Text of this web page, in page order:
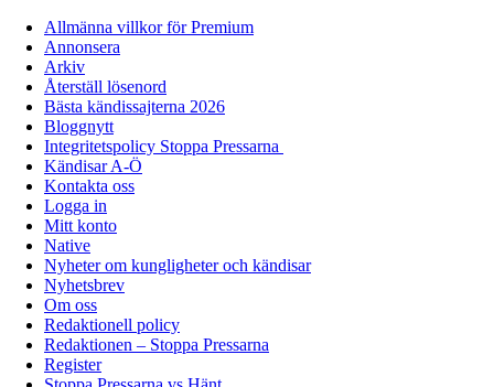
Allmänna villkor för Premium
Annonsera
Arkiv
Återställ lösenord
Bästa kändissajterna 2026
Bloggnytt
Integritetspolicy Stoppa Pressarna
Kändisar A-Ö
Kontakta oss
Logga in
Mitt konto
Native
Nyheter om kungligheter och kändisar
Nyhetsbrev
Om oss
Redaktionell policy
Redaktionen – Stoppa Pressarna
Register